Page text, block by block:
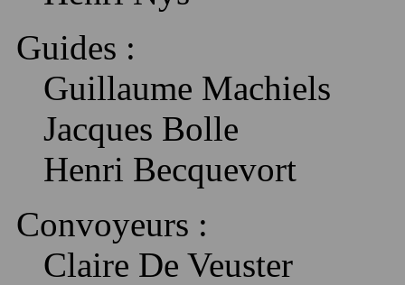
Guides :
Guillaume Machiels
Jacques Bolle
Henri Becquevort
Convoyeurs :
Claire De Veuster